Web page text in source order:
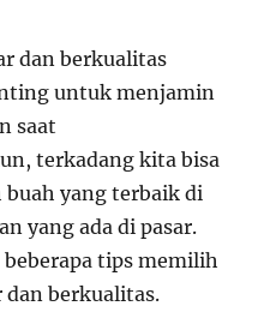
dan berkualitas
untuk menjamin
saat
terkadang kita bisa
yang terbaik di
yang ada di pasar.
tips memilih
dan berkualitas.